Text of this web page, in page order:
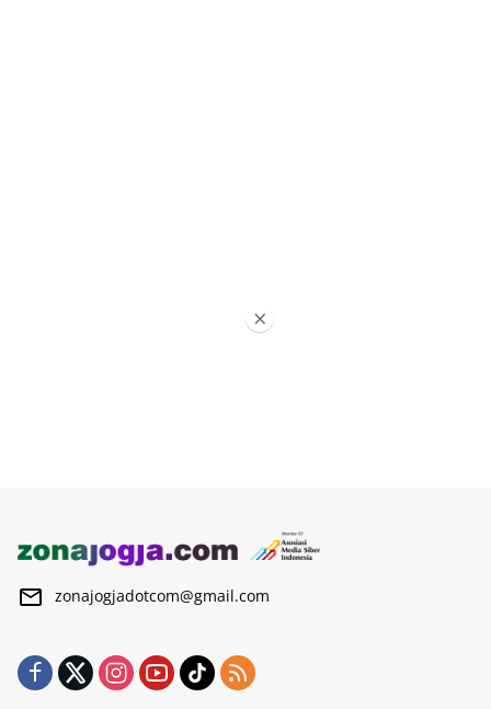
zonajogjadotcom@gmail.com
×